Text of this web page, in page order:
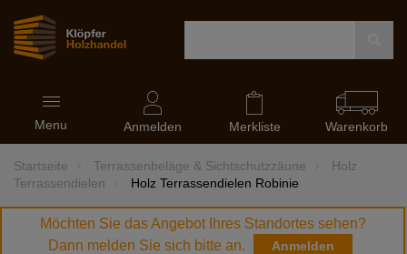
Navigation
ein-
und
ausblenden
Menu Anmelden Merkliste Warenkorb
Startseite Terrassenbeläge & Sichtschutzzäune
Holz
Terrassendielen
Holz Terrassendielen Robinie
Möchten Sie das Angebot Ihres Standortes sehen?
Dann melden Sie sich bitte an.
Anmelden